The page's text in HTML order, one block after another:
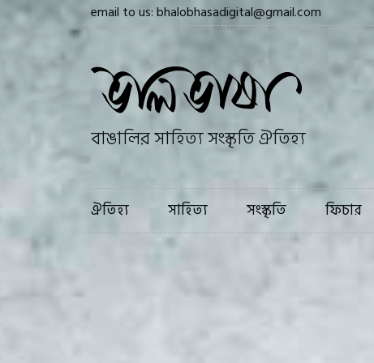
ঐতিহ্য সাহিত্য
email to us: bhalobhasadigital@gmail.com
বাঙালির সাহিত্য সংস্কৃতি ঐতিহ্য
ঐতিহ্য সাহিত্য সংস্কৃতি ফিচার